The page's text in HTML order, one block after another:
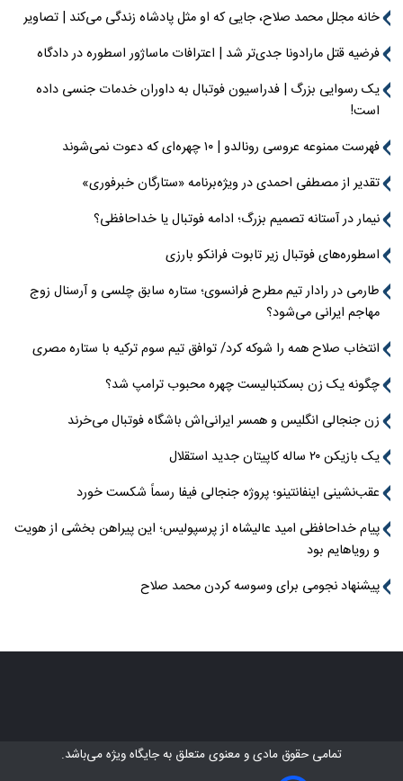
خانه مجلل محمد صلاح، جایی که او مثل پادشاه زندگی می‌کند | تصاویر
فرضیه قتل مارادونا جدی‌تر شد | اعترافات ماساژور اسطوره در دادگاه
یک رسوایی بزرگ | فدراسیون فوتبال به داوران خدمات جنسی داده
است!
فهرست ممنوعه عروسی رونالدو | ۱۰ چهره‌ای که دعوت نمی‌شوند
تقدیر از مصطفی احمدی در ویژه‌برنامه «ستارگان خبرفوری»
نیمار در آستانه تصمیم بزرگ؛ ادامه فوتبال یا خداحافظی؟
اسطوره‌های فوتبال زیر تابوت فرانکو بارزی
طارمی در رادار تیم مطرح فرانسوی؛ ستاره سابق چلسی و آرسنال زوج
مهاجم ایرانی می‌شود؟
انتخاب صلاح همه را شوکه کرد/ توافق تیم سوم ترکیه با ستاره مصری
چگونه یک زن بسکتبالیست چهره محبوب ترامپ شد؟
زن جنجالی انگلیس و همسر ایرانی‌اش باشگاه فوتبال می‌خرند
یک بازیکن ۲۰ ساله کاپیتان جدید استقلال
عقب‌نشینی اینفانتینو؛ پروژه جنجالی فیفا رسماً شکست خورد
پیام خداحافظی امید عالیشاه از پرسپولیس؛ این پیراهن بخشی از هویت
و رویاهایم بود
پیشنهاد نجومی برای وسوسه کردن محمد صلاح
تمامی حقوق مادی و معنوی متعلق بهجایگاه ویژهمی‌باشد.